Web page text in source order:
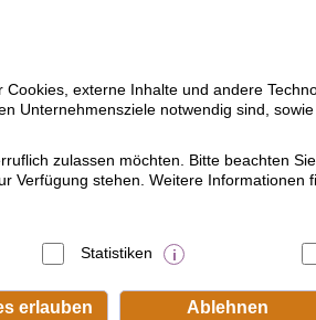
externe Inhalte und andere
Unternehmensziele notwendig sind,
zulassen möchten. Bitte beachten
Verfügung stehen. Weitere Informationen
Statistiken
erlauben Ablehnen